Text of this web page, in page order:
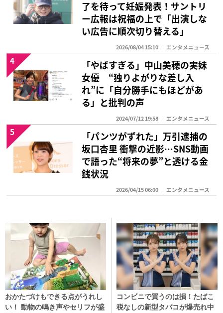
了を待って妊娠発表！サントリ
ー広報は祝福の上で「出演しな
い広告に順次切り替える」
2026/08/04 15:10 エンタメニュース
「やばすぎる」中山美穂の実妹
女優 “独りよがりな差し入
れ”に「自分勝手にもほどがあ
る」と批判の声
2024/07/12 19:58 エンタメニュース
4
「パンツがずれた」万引逮捕の
坂口杏里 衝撃の近影…SNS動画
で語った“将来の夢”と透ける金
銭状況
2026/04/15 06:00 エンタメニュース
5
おかたづけもできる点がうれし
い！ 動物の鳴き声やセリフが盛
コンビニで買うのは損！たばこ
税なしの新型タバコが爆売れ中